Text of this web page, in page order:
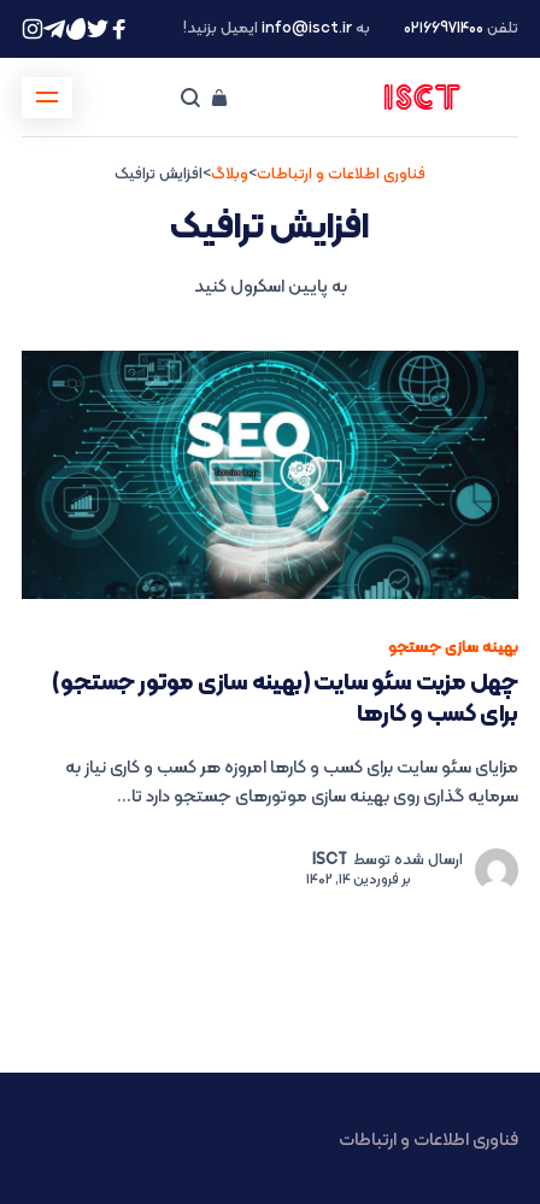
تلفن ۰۲۱66971400 بهinfo@isct.irایمیل بزنید!
فناوری اطلاعات و ارتباطات>وبلاگ>افزایش ترافیک
افزایش ترافیک
به پایین اسکرول کنید
بهینه سازی جستجو
چهل مزیت سئو سایت (بهینه سازی موتور جستجو)
برای کسب و کارها
مزایای سئو سایت برای کسب و کارها امروزه هر کسب و کاری نیاز به
سرمایه گذاری روی بهینه سازی موتورهای جستجو دارد تا...
ارسال شده توسط ISCT
برفروردین 14, 1402
فناوری اطلاعات و ارتباطات